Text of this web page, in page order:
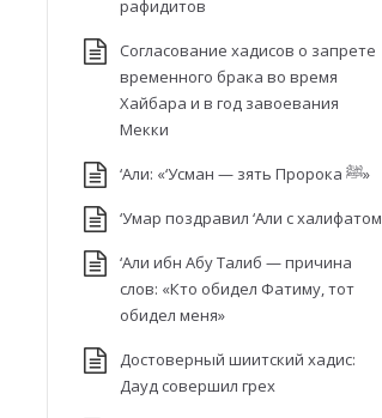
рафидитов
Согласование хадисов о запрете
временного брака во время
Хайбара и в год завоевания
Мекки
‘Али: «‘Усман — зять Пророка ﷺ»
‘Умар поздравил ‘Али с халифатом
‘Али ибн Абу Талиб — причина
слов: «Кто обидел Фатиму, тот
обидел меня»
Достоверный шиитский хадис:
Дауд совершил грех